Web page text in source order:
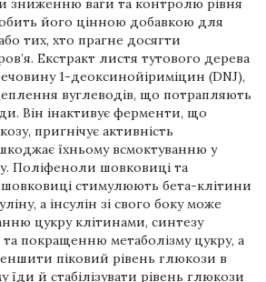
зниженню ваги та контролю рівня
його цінною добавкою для
тих, хто прагне досягти
Екстракт листя тутового дерева
1-деоксинойіриміцин (DNJ),
вуглеводів, що потрапляють
Він інактивує ферменти, що
пригнічує активність
їхньому всмоктуванню у
Поліфеноли шовковиці та
шовковиці стимулюють бета-клітини
а інсулін зі свого боку може
цукру клітинами, синтезу
та покращенню метаболізму цукру, а
піковий рівень глюкози в
їди й стабілізувати рівень глюкози